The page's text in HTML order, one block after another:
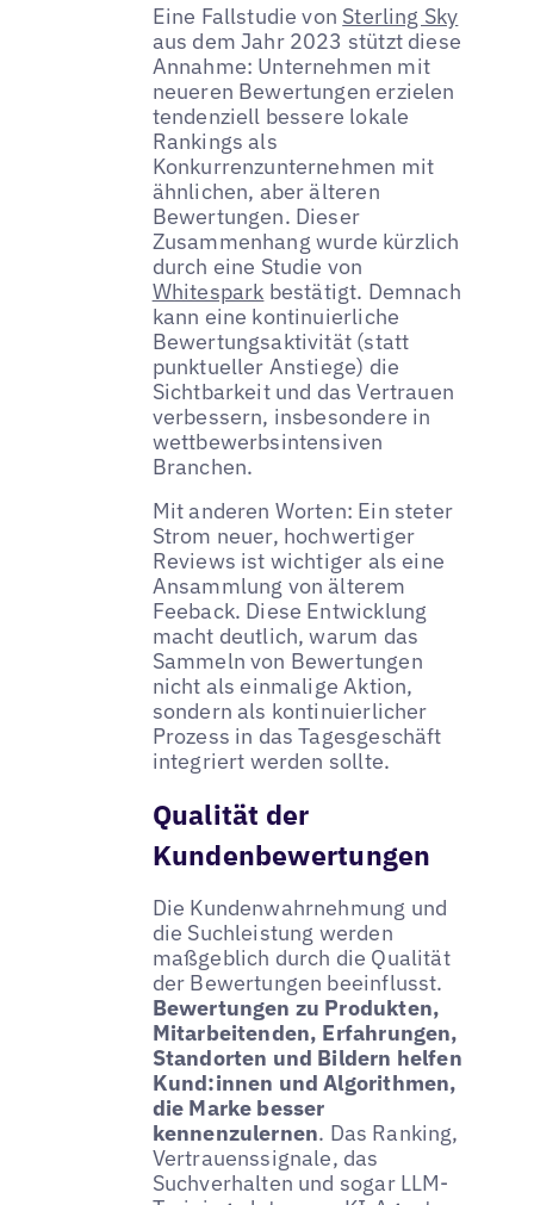
Eine Fallstudie von Sterling Sky
aus dem Jahr 2023 stützt diese
Annahme: Unternehmen mit
neueren Bewertungen erzielen
tendenziell bessere lokale
Rankings als
Konkurrenzunternehmen mit
ähnlichen, aber älteren
Bewertungen. Dieser
Zusammenhang wurde kürzlich
durch eine Studie von
Whitespark bestätigt. Demnach
kann eine kontinuierliche
Bewertungsaktivität (statt
punktueller Anstiege) die
Sichtbarkeit und das Vertrauen
verbessern, insbesondere in
wettbewerbsintensiven
Branchen.
Mit anderen Worten: Ein steter
Strom neuer, hochwertiger
Reviews ist wichtiger als eine
Ansammlung von älterem
Feeback. Diese Entwicklung
macht deutlich, warum das
Sammeln von Bewertungen
nicht als einmalige Aktion,
sondern als kontinuierlicher
Prozess in das Tagesgeschäft
integriert werden sollte.
Qualität der
Kundenbewertungen
Die Kundenwahrnehmung und
die Suchleistung werden
maßgeblich durch die Qualität
der Bewertungen beeinflusst.
Bewertungen zu Produkten,
Mitarbeitenden, Erfahrungen,
Standorten und Bildern helfen
Kund:innen und Algorithmen,
die Marke besser
kennenzulernen. Das Ranking,
Vertrauenssignale, das
Suchverhalten und sogar LLM-